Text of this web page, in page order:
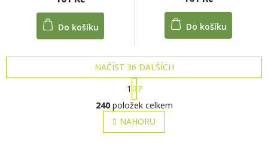
Do košíku Do košíku
O
v
l
á
NAČÍST 36 DALŠÍCH
S
t
r
á
n
k
1
7
240položek celkem
NAHORU